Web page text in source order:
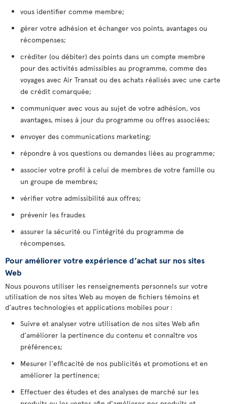
vous identifier comme membre;
gérer votre adhésion et échanger vos points, avantages ou
récompenses;
créditer (ou débiter) des points dans un compte membre
pour des activités admissibles au programme, comme des
voyages avec Air Transat ou des achats réalisés avec une carte
de crédit comarquée;
communiquer avec vous au sujet de votre adhésion, vos
avantages, mises à jour du programme ou offres associées;
envoyer des communications marketing;
répondre à vos questions ou demandes liées au programme;
associer votre profil à celui de membres de votre famille ou
un groupe de membres;
vérifier votre admissibilité aux offres;
prévenir les fraudes
assurer la sécurité ou l’intégrité du programme de
récompenses.
Pour améliorer votre expérience d’achat sur nos sites
Web
Nous pouvons utiliser les renseignements personnels sur votre
utilisation de nos sites Web au moyen de fichiers témoins et
d’autres technologies et applications mobiles pour :
Suivre et analyser votre utilisation de nos sites Web afin
d’améliorer la pertinence du contenu et connaître vos
préférences;
Mesurer l'efficacité de nos publicités et promotions et en
améliorer la pertinence;
Effectuer des études et des analyses de marché sur les